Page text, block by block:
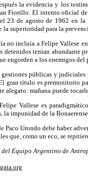
la evidencia y los
Fiorillo. El intento oficial de
23 de agosto de 1962 en
la superioridad para la
no incluía a Felipe Vallese
tenían abundante
engorden a los enemigos
gestiones públicas y
gran título es premonitorio
alegato: mañana puede
Vallese es
la impunidad de la
Paco Urondo debe haber
que, como un eco, se
Equipo Argentino de